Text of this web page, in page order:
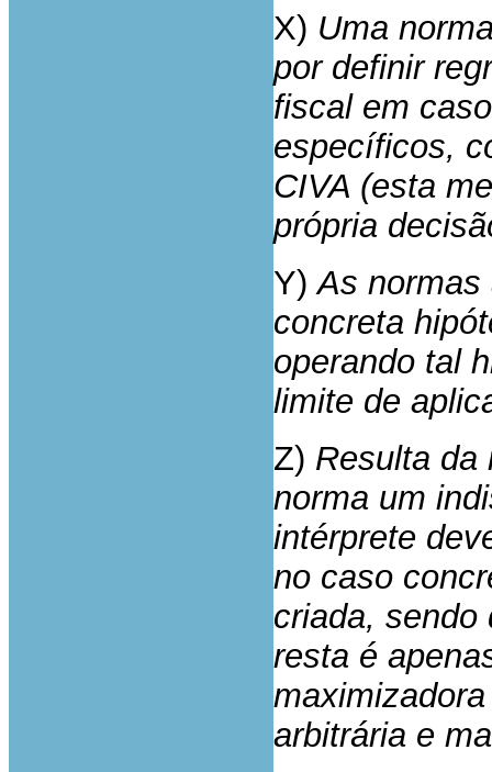
X) Uma
por definir
fiscal em
específicos,
CIVA (esta
própria
Y)As
concreta
operando tal
limite de
Z) Resulta da
norma um
intérprete
no caso
criada, sendo
resta é
arbitrária e